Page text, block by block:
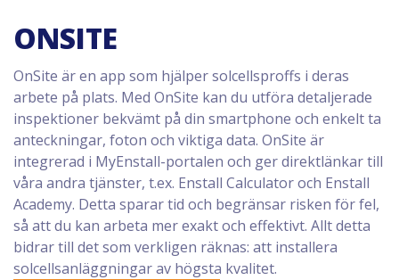
ONSITE
OnSite är en app som hjälper solcellsproffs i deras
arbete på plats. Med OnSite kan du utföra detaljerade
inspektioner bekvämt på din smartphone och enkelt ta
anteckningar, foton och viktiga data. OnSite är
integrerad i MyEnstall-portalen och ger direktlänkar till
våra andra tjänster, t.ex. Enstall Calculator och Enstall
Academy. Detta sparar tid och begränsar risken för fel,
så att du kan arbeta mer exakt och effektivt. Allt detta
bidrar till det som verkligen räknas: att installera
solcellsanläggningar av högsta kvalitet.